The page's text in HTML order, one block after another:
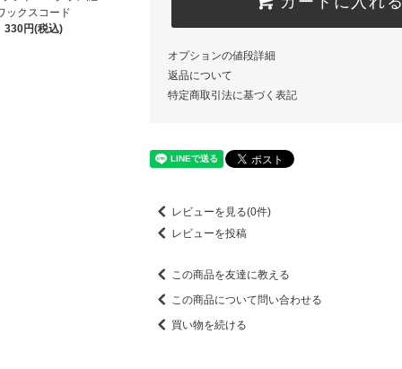
ックスコード
330円(税込)
オプションの値段詳細
返品について
特定商取引法に基づく表記
レビューを見る(0件)
レビューを投稿
この商品を友達に教える
この商品について問い合わせる
買い物を続ける